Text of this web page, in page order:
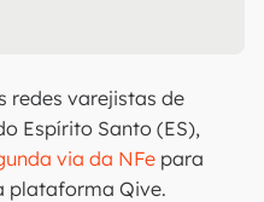
redes varejistas de
Espírito Santo (ES),
via da NFe para
plataforma Qive.